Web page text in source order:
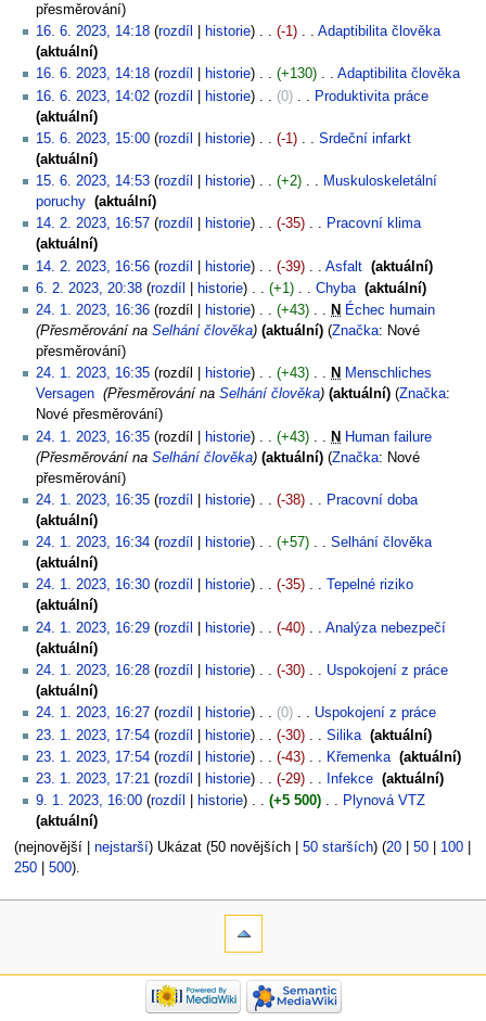
přesměrování
16. 6. 2023, 14:18 rozdíl historie -1 Adaptibilita člověka‎
aktuální
16. 6. 2023, 14:18 rozdíl historie +130 Adaptibilita člověka‎
16. 6. 2023, 14:02 rozdíl historie 0 Produktivita práce
aktuální
15. 6. 2023, 15:00 rozdíl historie -1 Srdeční infarkt
aktuální
15. 6. 2023, 14:53 rozdíl historie +2
Muskuloskeletální
poruchy
aktuální
14. 2. 2023, 16:57 rozdíl historie -35 Pracovní klima‎
aktuální
14. 2. 2023, 16:56 rozdíl historie -39 Asfalt
aktuální
6. 2. 2023, 20:38 rozdíl historie +1 Chyba‎
aktuální
24. 1. 2023, 16:36 rozdíl historie +43 N Échec humain
Přesměrování na Selhání člověka aktuální Značka: Nové
přesměrování
24. 1. 2023, 16:35 rozdíl historie +43 N Menschliches
Versagen
Přesměrování na Selhání člověka aktuální Značka:
Nové přesměrování
24. 1. 2023, 16:35 rozdíl historie +43 N Human failure
Přesměrování na Selhání člověka aktuální Značka: Nové
přesměrování
24. 1. 2023, 16:35 rozdíl historie -38 Pracovní doba‎
aktuální
24. 1. 2023, 16:34 rozdíl historie +57 Selhání člověka‎
aktuální
24. 1. 2023, 16:30 rozdíl historie -35 Tepelné riziko
aktuální
24. 1. 2023, 16:29 rozdíl historie -40 Analýza nebezpečí
aktuální
24. 1. 2023, 16:28 rozdíl historie -30 Uspokojení z práce
aktuální
24. 1. 2023, 16:27 rozdíl historie 0 Uspokojení z práce
23. 1. 2023, 17:54 rozdíl historie -30 Silika
aktuální
23. 1. 2023, 17:54 rozdíl historie -43 Křemenka
aktuální
23. 1. 2023, 17:21 rozdíl historie -29 Infekce
aktuální
9. 1. 2023, 16:00 rozdíl historie +5 500 Plynová VTZ
aktuální
(nejnovější | nejstarší) Ukázat (50 novějších | 50 starších) (20| 50| 100|
250| 500).